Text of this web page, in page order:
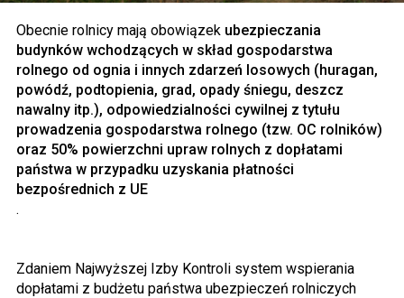
Obecnie rolnicy mają obowiązek ubezpieczania
budynków wchodzących w skład gospodarstwa
rolnego od ognia i innych zdarzeń losowych (huragan,
powódź, podtopienia, grad, opady śniegu, deszcz
nawalny itp.), odpowiedzialności cywilnej z tytułu
prowadzenia gospodarstwa rolnego (tzw. OC rolników)
oraz 50% powierzchni upraw rolnych z dopłatami
państwa w przypadku uzyskania płatności
bezpośrednich z UE
.
Zdaniem Najwyższej Izby Kontroli system wspierania
dopłatami z budżetu państwa ubezpieczeń rolniczych